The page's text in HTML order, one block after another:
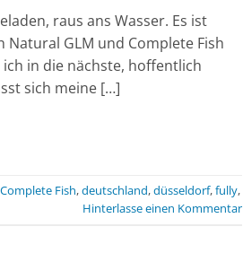
raus ans Wasser. Es ist
GLM und Complete Fish
in die nächste, hoffentlich
sich meine […]
Complete Fish,deutschland,düsseldorf,fully,
Hinterlasse einen Kommentar